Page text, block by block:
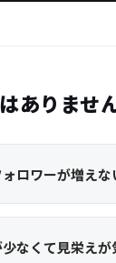
ありませ
ロワーが増えな
なくて見栄えが